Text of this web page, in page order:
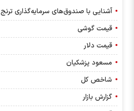
آشنایی با صندوق‌های سرمایه‌گذاری ترنج
قیمت گوشی
قیمت دلار
مسعود پزشکیان
شاخص کل
گزارش بازار